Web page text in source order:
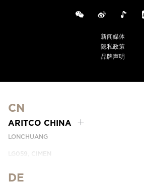
新闻媒体
隐私政策
品牌声明
CN
ARITCO CHINA
LONCHUANG
LG059, CIMEN
DE